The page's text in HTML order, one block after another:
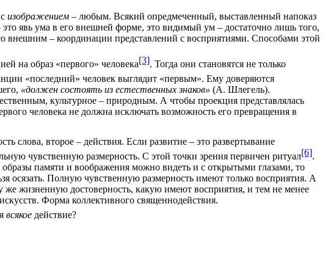
изображением – любым. Всякий опредмеченный, выставленный напоказ
явь ума в его внешней форме, это видимый ум – достаточно лишь того,
внешним – координации представлений с восприятиями. Способами этой
на образ «первого» человека[3]. Тогда они становятся не только
«последний» человек выглядит «первым». Ему доверяются
«должен состоять из естественных знаков» (А. Шлегель).
культурное – природным. А чтобы проекция представлялась
человека не должна исключать возможность его превращения в
слова, второе – действия. Если развитие – это развертывание
чувственную размерность. С этой точки зрения первичен ритуал[6].
образы памяти и воображения можно видеть и с открытыми глазами, то
осязать. Полную чувственную размерность имеют только восприятия. А
же жизненную достоверность, какую имеют восприятия, и тем не менее
Форма коллективного священнодействия.
всякое действие?